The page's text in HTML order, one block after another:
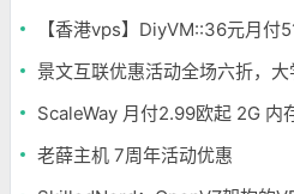
【香港vps】DiyVM::36元月付
景文互联优惠活动全场六折，
ScaleWay 月付2.99欧起 2G 内
老薛主机 7周年活动优惠